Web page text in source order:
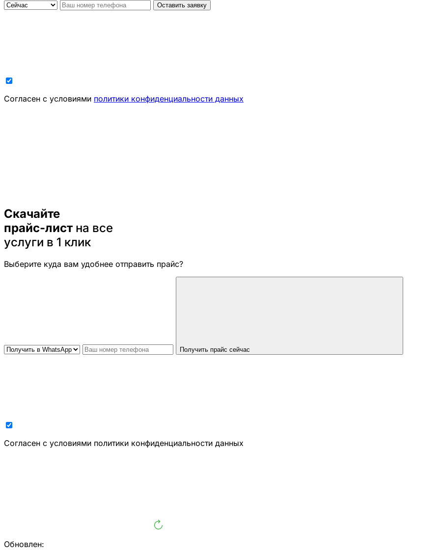
Оставить заявку
Cогласен с условиями политики конфиденциальности данных
Скачайте
прайс-лист на все
услуги в 1 клик
Выберите куда вам удобнее отправить прайс?
Получить прайс сейчас
Cогласен с условиями политики конфиденциальности данных
Обновлен: